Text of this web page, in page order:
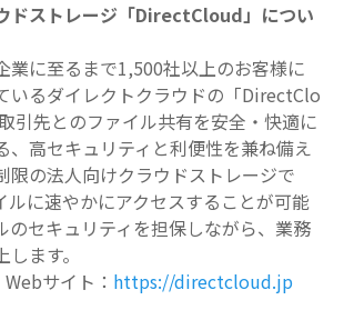
ドストレージ「DirectCloud」につい
業に至るまで1,500社以上のお客様に
いるダイレクトクラウドの「DirectClo
引先とのファイル共有を安全・快適に
、高セキュリティと利便性を兼ね備え
限の法人向けクラウドストレージで
ルに速やかにアクセスすることが可能
のセキュリティを担保しながら、業務
ます。
Webサイト： https://directcloud.jp